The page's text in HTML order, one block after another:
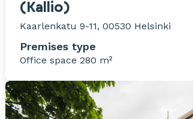
(Kallio)
Kaarlenkatu 9-11, 00530 Helsinki
Premises type
Office space 280 m²